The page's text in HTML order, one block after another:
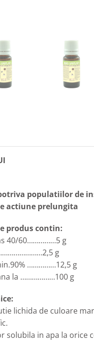
populatiilor de
actiune prelungita
produs contin:
40/60……………5 g
g
……………12,5 g
la ………………100 g
lichida de culoare
solubila in apa la orice